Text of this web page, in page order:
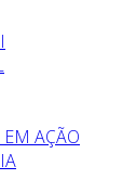
AÇÃO